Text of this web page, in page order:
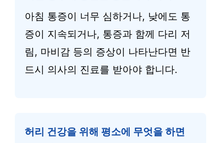
아침 통증이 너무 심하거나, 낮에도 통
증이 지속되거나, 통증과 함께 다리 저
림, 마비감 등의 증상이 나타난다면 반
드시 의사의 진료를 받아야 합니다.
허리 건강을 위해 평소에 무엇을 하면